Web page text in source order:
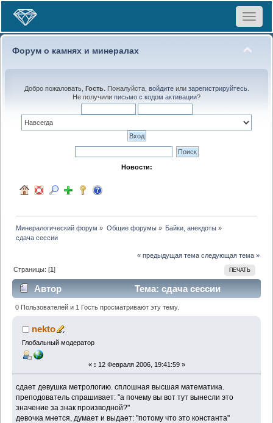
Toggle
Форум о камнях и минералах
Добро пожаловать, Гость. Пожалуйста, войдитеили зарегистрируйтесь.
Не получили письмо с кодом активации?
Новости:
Минералогический форум » Общие форумы» Байки, анекдоты»
сдача сессии
« предыдущая тема следующая тема »
ПЕЧАТЬ
Страницы: [1]
Автор
Тема: сдача сессии
(Прочитано 5000 раз)
0 Пользователей и 1 Гость просматривают эту тему.
nekto
Глобальный модератор
« : 12 Февраля 2006, 19:41:59 »
сдает девушка метрологию. сплошная высшая математика.
преподователь спрашивает: "а почему вы вот тут вынесли это
значение за знак производной?"
девочка мнется, думает и выдает: "потому что это константа"